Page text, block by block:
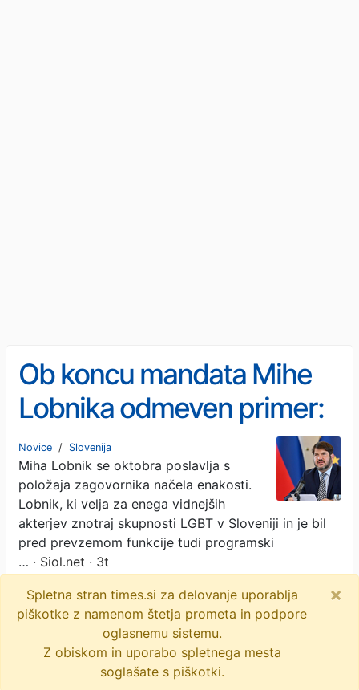
Ob koncu mandata Mihe
Lobnika odmeven primer:
"Izolirali bi ga"
Novice / Slovenija
Miha Lobnik se oktobra poslavlja s
položaja zagovornika načela enakosti.
Lobnik, ki velja za enega vidnejših
akterjev znotraj skupnosti LGBT v Sloveniji in je bil
pred prevzemom funkcije tudi programski
… · Siol.net · 3t
miha lobnik zagovornik načela enakosti
oskrba hiv objavi
Spletna stran times.si za delovanje uporablja
piškotke z namenom štetja prometa in podpore
oglasnemu sistemu.
Z obiskom in uporabo spletnega mesta
soglašate s piškotki.
×